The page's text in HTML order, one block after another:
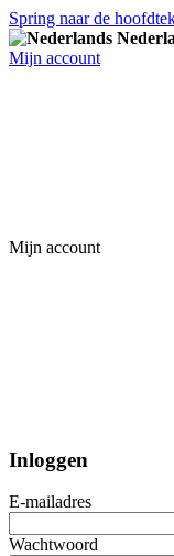
Spring naar de
Mijn account
Mijn account
Inloggen
E-mailadres
Wachtwoord